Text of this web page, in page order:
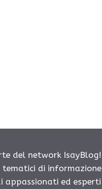
del network
di
ed